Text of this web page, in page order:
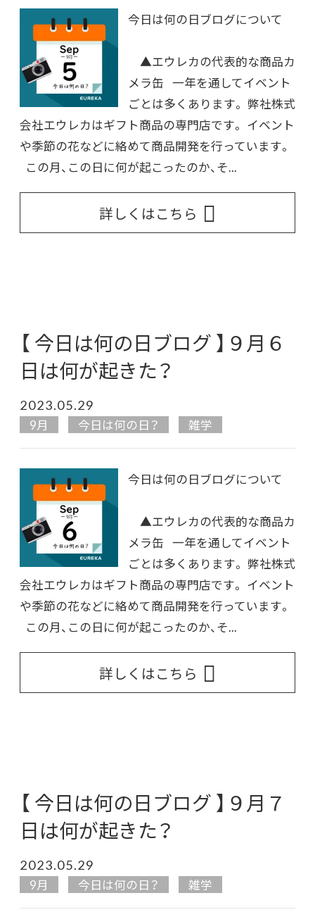
今日は何の日ブログについて
▲エウレカの代表的な商品カ
メラ缶 一年を通してイベント
ごとは多くあります。 弊社株式
会社エウレカはギフト商品の専門店です。 イベント
や季節の花などに絡めて商品開発を行っています。
この月、この日に何が起こったのか、そ...
詳しくはこちら
【 今日は何の日ブログ 】９月６
日は何が起きた？
2023.05.29
9月 今日は何の日？ 雑学
今日は何の日ブログについて
▲エウレカの代表的な商品カ
メラ缶 一年を通してイベント
ごとは多くあります。 弊社株式
会社エウレカはギフト商品の専門店です。 イベント
や季節の花などに絡めて商品開発を行っています。
この月、この日に何が起こったのか、そ...
詳しくはこちら
【 今日は何の日ブログ 】９月７
日は何が起きた？
2023.05.29
9月 今日は何の日？ 雑学